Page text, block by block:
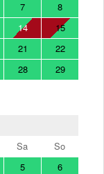
7
8
14
15
21
22
28
29
Sa
So
5
6